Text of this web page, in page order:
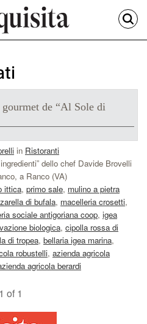
de “Al Sole di
in Ristoranti
dello chef Davide Brovelli
a Ranco (VA)
ittica, primo sale, mulino a pietra
di bufala, macelleria crosetti,
sociale antigoriana coop, igea
biologica, cipolla rossa di
di tropea, bellaria igea marina,
robustelli, azienda agricola
agricola berardi
1 of 1